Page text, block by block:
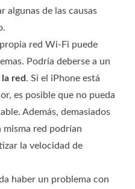
algunas de las causas
red Wi-Fi puede
Podría deberse a un
red. Si el iPhone está
es posible que no pueda
Además, demasiados
red podrían
la velocidad de
haber un problema con